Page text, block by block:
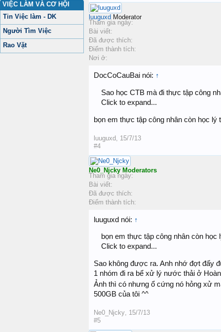
VIỆC LÀM VÀ CƠ HỘI
Tin Việc làm - DK
Người Tìm Việc
Rao Vặt
luuguxd Moderator
Tham gia ngày:
Bài viết:
Đã được thích:
Điểm thành tích:
Nơi ở:
DocCoCauBai nói: ↑
Sao học CTB mà đi thực tập công
Click to expand...
bọn em thực tập công nhân còn học
luuguxd 15/7/13
#4
Ne0_Njcky Moderators
Tham gia ngày:
Bài viết:
Đã được thích:
Điểm thành tích:
luuguxd nói: ↑
bọn em thực tập công nhân còn
Click to expand...
Sao không được ra. Anh nhớ đợt đấy
1 nhóm đi ra bể xử lý nước thải ở
Ảnh thì có nhưng ổ cứng nó hỏng xử
500GB của tôi ^^
Ne0_Njcky 15/7/13
#5